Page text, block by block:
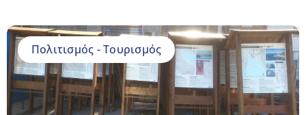
Πολιτισμός - Τουρισμός